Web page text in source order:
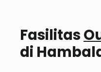
Fasilitas
di